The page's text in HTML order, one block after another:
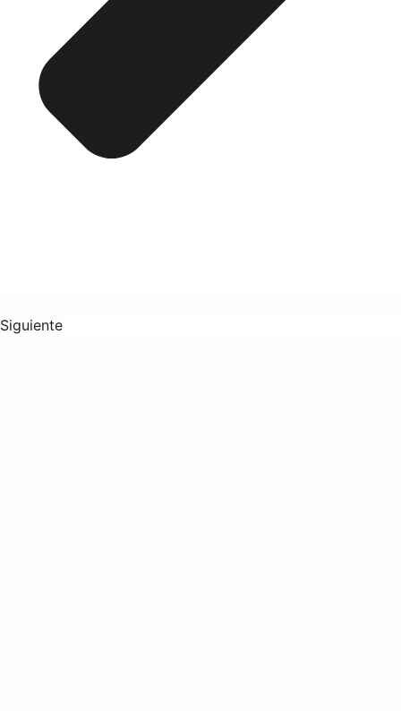
Siguiente